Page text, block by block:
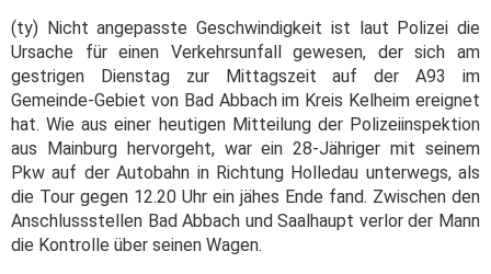
(ty) Nicht angepasste Geschwindigkeit ist laut Polizei die
Ursache für einen Verkehrsunfall gewesen, der sich am
gestrigen Dienstag zur Mittagszeit auf der A93 im
Gemeinde-Gebiet von Bad Abbach im Kreis Kelheim ereignet
hat. Wie aus einer heutigen Mitteilung der Polizeiinspektion
aus Mainburg hervorgeht, war ein 28-Jähriger mit seinem
Pkw auf der Autobahn in Richtung Holledau unterwegs, als
die Tour gegen 12.20 Uhr ein jähes Ende fand. Zwischen den
Anschlussstellen Bad Abbach und Saalhaupt verlor der Mann
die Kontrolle über seinen Wagen.